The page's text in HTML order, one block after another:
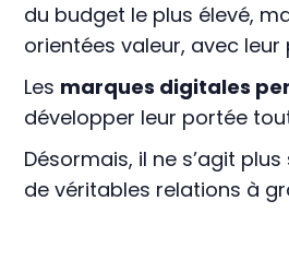
du budget le plus élevé,
orientées valeur, avec leur
Les marques digitales
développer leur portée
Désormais, il ne s’agit
de véritables relations à